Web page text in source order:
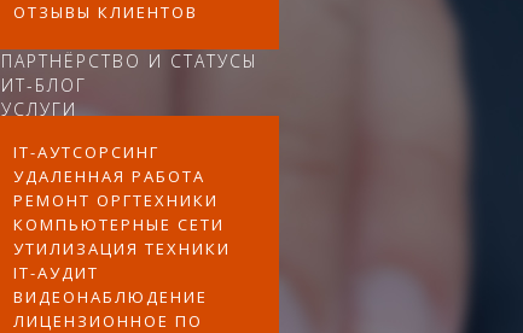
ОТЗЫВЫ КЛИЕНТОВ
ПАРТНЁРСТВО И СТАТУСЫ
ИТ-БЛОГ
УСЛУГИ
IT-АУТСОРСИНГ
УДАЛЕННАЯ РАБОТА
РЕМОНТ ОРГТЕХНИКИ
КОМПЬЮТЕРНЫЕ СЕТИ
УТИЛИЗАЦИЯ ТЕХНИКИ
IT-АУДИТ
ВИДЕОНАБЛЮДЕНИЕ
ЛИЦЕНЗИОННОЕ ПО